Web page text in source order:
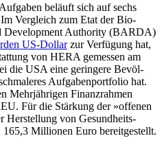
beläuft sich auf sechs
Vergleich zum Etat der Bio­
Development Authority (BARDA)
US-Dollarzur Verfügung hat,
von HERA gemessen am
die USA eine geringere Bevöl­
Aufgabenportfolio hat.
Mehrjährigen Finanzrahmen
Für die Stärkung der »offenen
Herstellung von Gesundheits­
Mil­lionen Euro bereit­gestellt.